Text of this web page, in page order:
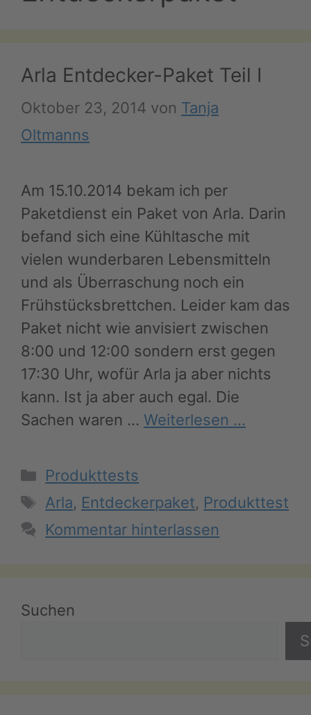
Arla Entdecker-Paket Teil I
Oktober 23, 2014 von Tanja
Oltmanns
Am 15.10.2014 bekam ich per
Paketdienst ein Paket von Arla. Darin
befand sich eine Kühltasche mit
vielen wunderbaren Lebensmitteln
und als Überraschung noch ein
Frühstücksbrettchen. Leider kam das
Paket nicht wie anvisiert zwischen
8:00 und 12:00 sondern erst gegen
17:30 Uhr, wofür Arla ja aber nichts
kann. Ist ja aber auch egal. Die
Sachen waren … Weiterlesen …
Kategorien
Produkttests
Schlagwörter
Arla, Entdeckerpaket, Produkttest
Kommentar hinterlassen
Suchen